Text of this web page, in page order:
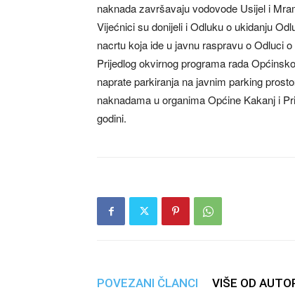
naknada završavaju vodovode Usijel i
Vijećnici su donijeli i Odluku o ukidanju
nacrtu koja ide u javnu raspravu o Odluci
Prijedlog okvirnog programa rada
naprate parkiranja na javnim parking
naknadama u organima Općine Kakanj i
godini.
POVEZANI ČLANCI VIŠE OD